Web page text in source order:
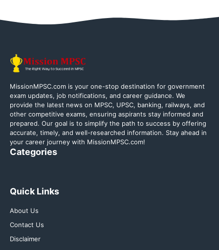
MissionMPSC.com is your one-stop destination for government
exam updates, job notifications, and career guidance. We
provide the latest news on MPSC, UPSC, banking, railways, and
other competitive exams, ensuring aspirants stay informed and
prepared. Our goal is to simplify the path to success by offering
accurate, timely, and well-researched information. Stay ahead in
your career journey with MissionMPSC.com!
Categories
Quick Links
About Us
Contact Us
Disclaimer